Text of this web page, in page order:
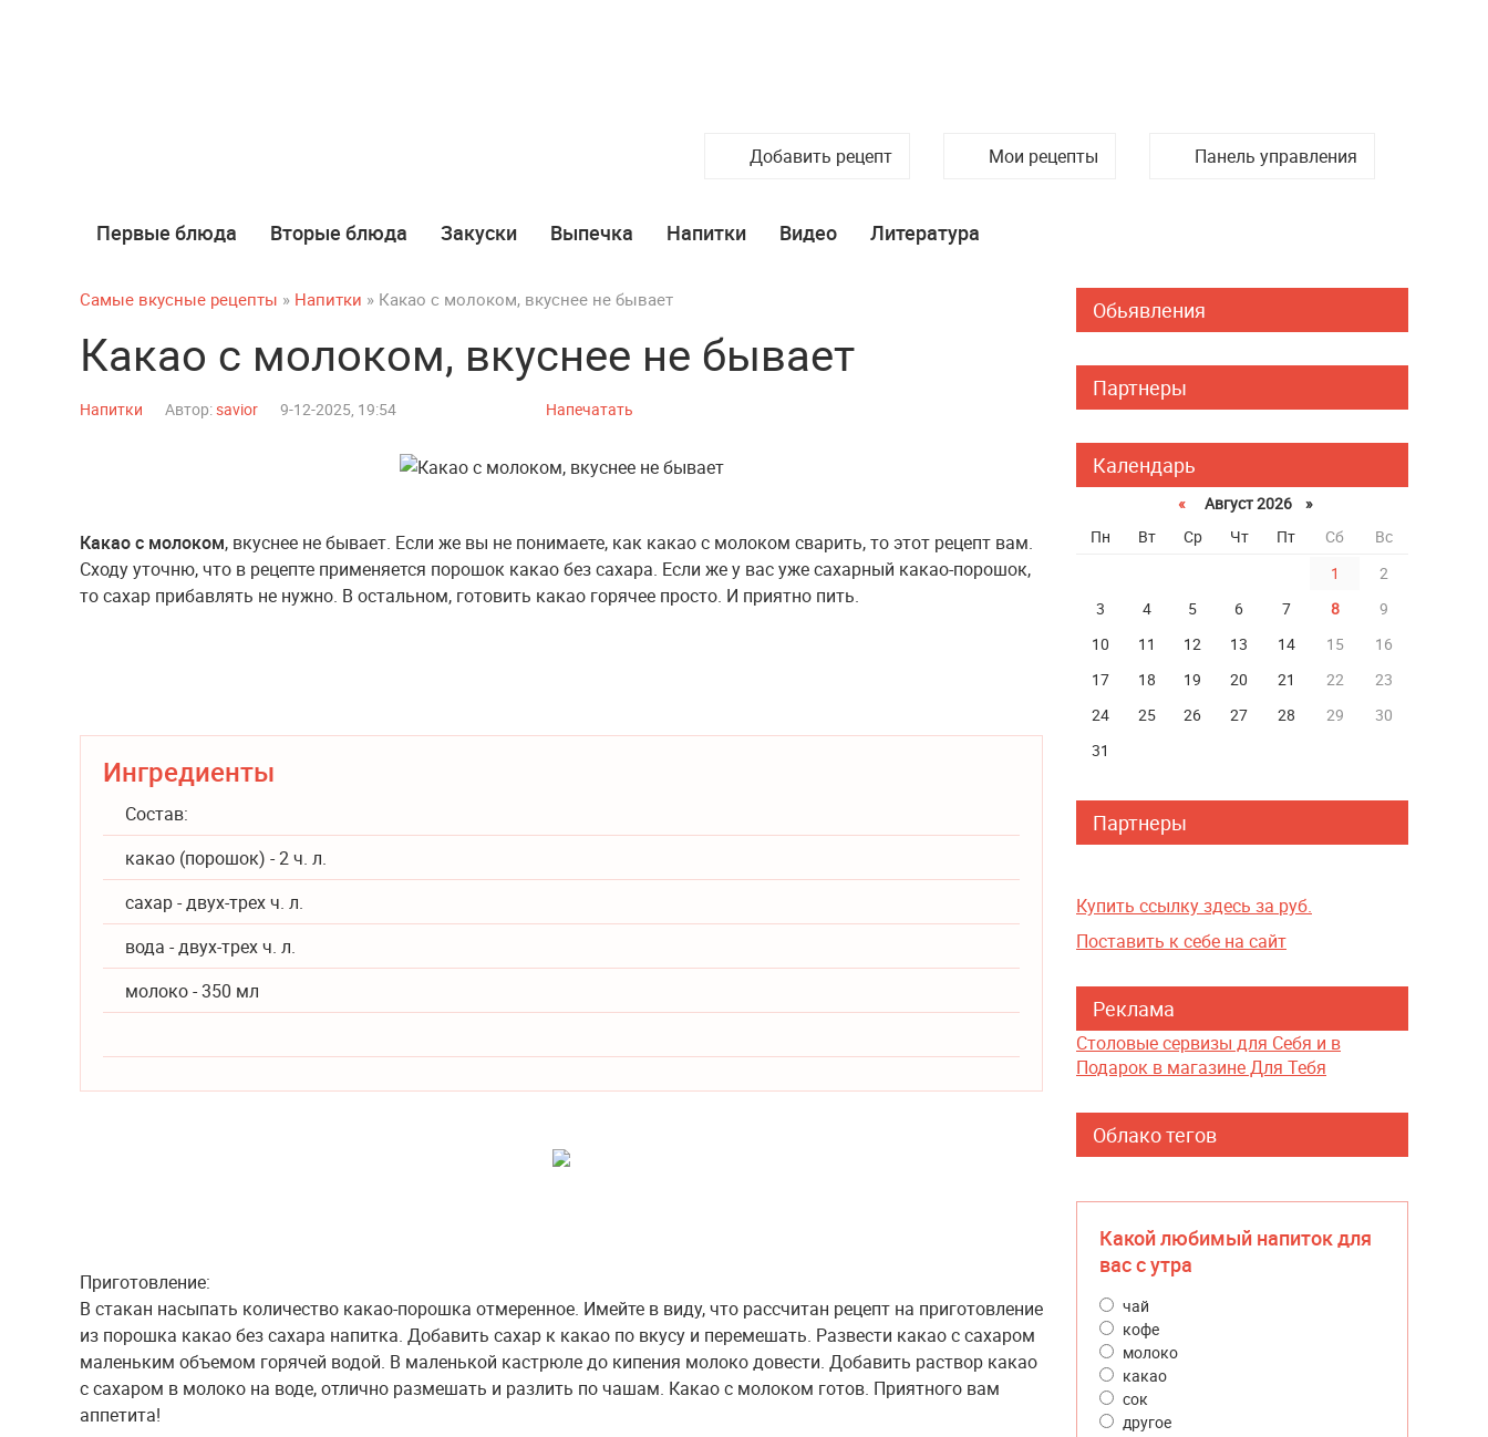
Панель управления
Мои рецепты
Добавить рецепт
Первые блюда Вторые блюда Закуски Выпечка Напитки Видео Литература
Самые вкусные рецепты » Напитки » Какао с молоком, вкуснее не бывает
Какао с молоком, вкуснее не бывает
Напитки Автор:savior 9-12-2025, 19:54 Напечатать
Какао с молоком, вкуснее не бывает. Если же вы не понимаете, как какао с молоком сварить, то этот рецепт вам.
Сходу уточню, что в рецепте применяется порошок какао без сахара. Если же у вас уже сахарный какао-порошок,
то сахар прибавлять не нужно. В остальном, готовить какао горячее просто. И приятно пить.
Ингредиенты
Состав:
какао (порошок) - 2 ч. л.
сахар - двух-трех ч. л.
вода - двух-трех ч. л.
молоко - 350 мл
Приготовление:
В стакан насыпать количество какао-порошка отмеренное. Имейте в виду, что рассчитан рецепт на приготовление
из порошка какао без сахара напитка. Добавить сахар к какао по вкусу и перемешать. Развести какао с сахаром
маленьким объемом горячей водой. В маленькой кастрюле до кипения молоко довести. Добавить раствор какао
с сахаром в молоко на воде, отлично размешать и разлить по чашам. Какао с молоком готов. Приятного вам
аппетита!
Обьявления
Партнеры
Календарь
«
Август 2026 »
Пн
Вт Ср Чт Пт Сб
Вс
1
2
3
4 5 6 7 8
9
10
11 12 13 14 15
16
17
18 19 20 21 22
23
24
25 26 27 28 29
30
31
Партнеры
Купить ссылку здесь за руб.
Поставить к себе на сайт
Реклама
Столовые сервизы для Себя и в
Подарок в магазине Для Тебя
Облако тегов
Какой любимый напиток для
вас с утра
чай
кофе
молоко
какао
сок
другое